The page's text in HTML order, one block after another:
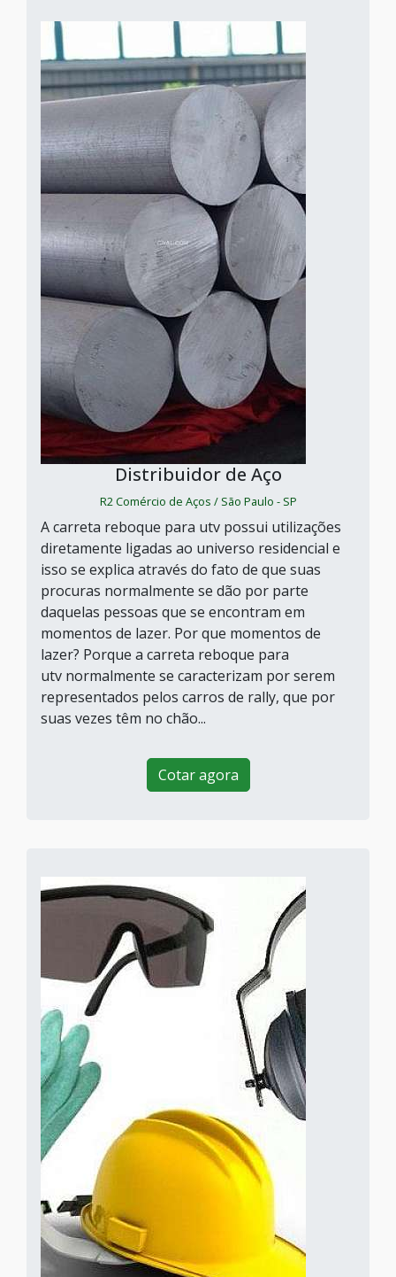
Distribuidor de Aço
R2 Comércio de Aços / São Paulo - SP
A carreta reboque para utv possui utilizações
diretamente ligadas ao universo residencial e
isso se explica através do fato de que suas
procuras normalmente se dão por parte
daquelas pessoas que se encontram em
momentos de lazer. Por que momentos de
lazer? Porque a carreta reboque para
utv normalmente se caracterizam por serem
representados pelos carros de rally, que por
suas vezes têm no chão...
Cotar agora